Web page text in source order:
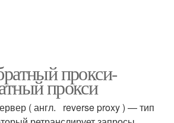
прокси-
прокси
( англ. reverse proxy ) — тип